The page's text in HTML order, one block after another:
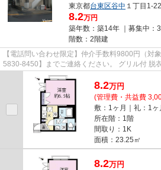
東京都台東区谷中 １丁目1-22
8.2万円
築年数：築14年 ｜募集中：
階数：2階建
【電話問い合わせ限定】仲介手数料9800円（対
5830-8450】までご連絡ください。 グリル付 脱
ア 2面採光
8.2万円
(管理費・共益費
敷：1ヶ月｜礼：1ヶ
所在階：1階
間取り：1K
面積：23.25㎡
8.2万円